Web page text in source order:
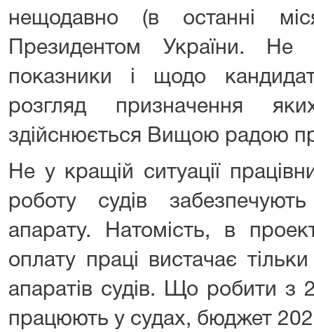
нещодавно (в останні
Президентом України. Не
показники і щодо
розгляд призначення
здійснюється Вищою радою
Не у кращій ситуації
роботу судів
апарату. Натомість, в
оплату праці вистачає
апаратів судів. Що робити з
працюють у судах, бюджет